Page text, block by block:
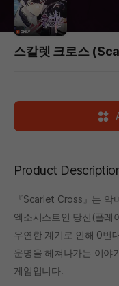
스칼렛 크로스
Product
『Scarlet Cross』는 악
엑소시스트인 당신(플레
우연한 계기로 인해 0번
운명을 헤쳐나가는 이야
게임입니다.